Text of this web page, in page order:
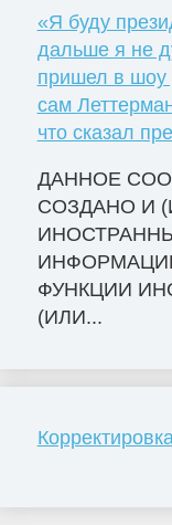
«Я буду
дальше я не
пришел в шоу
сам
что сказал
ДАННОЕ
СОЗДАНО И
ФУНКЦИИ
(ИЛИ...